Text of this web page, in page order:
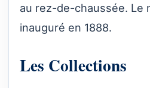
au rez-de-chaussée. Le
inauguré en 1888.
Les Collections